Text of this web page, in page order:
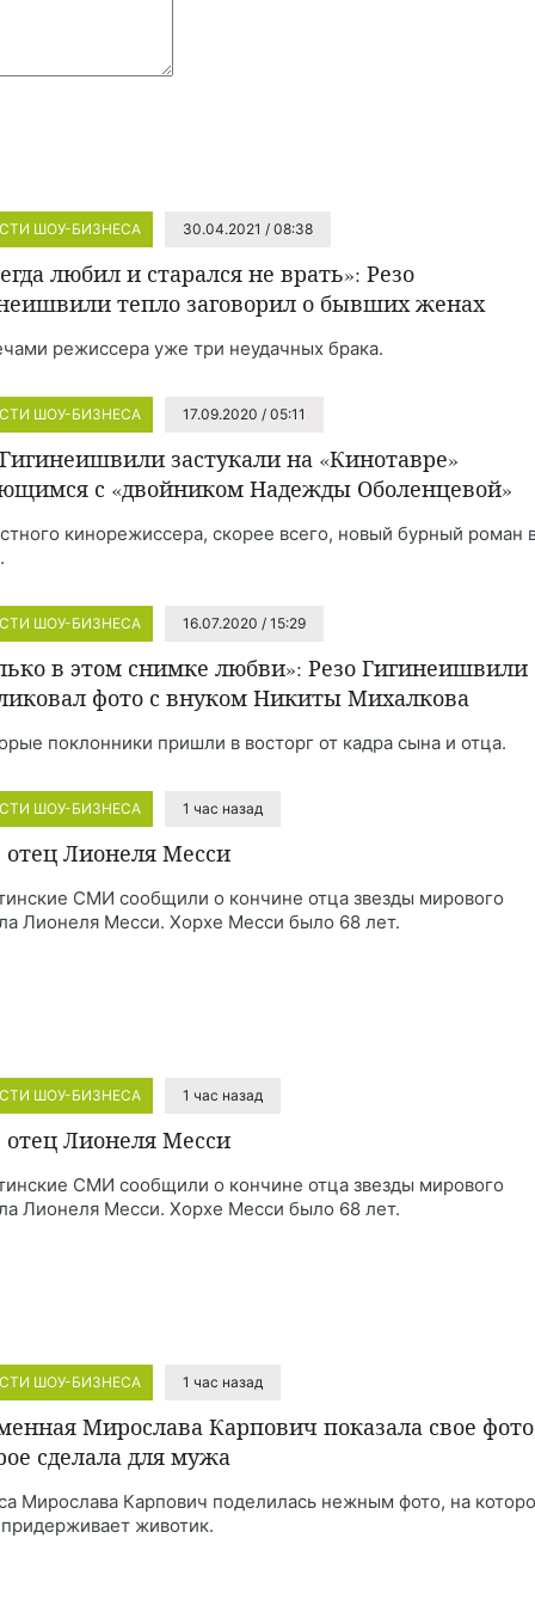
ШОУ-БИЗНЕСА 30.04.2021 / 08:38
любил и старался не врать»: Резо
тепло заговорил о бывших женах
режиссера уже три неудачных брака.
ШОУ-БИЗНЕСА 17.09.2020 / 05:11
застукали на «Кинотавре»
с «двойником Надежды Оболенцевой»
кинорежиссера, скорее всего, новый бурный роман
ШОУ-БИЗНЕСА 16.07.2020 / 15:29
в этом снимке любви»: Резо Гигинеишвили
фото с внуком Никиты Михалкова
поклонники пришли в восторг от кадра сына и отца.
ШОУ-БИЗНЕСА 1 час назад
Лионеля Месси
СМИ сообщили о кончине отца звезды мирового
Лионеля Месси. Хорхе Месси было 68 лет.
ШОУ-БИЗНЕСА 1 час назад
Лионеля Месси
СМИ сообщили о кончине отца звезды мирового
Лионеля Месси. Хорхе Месси было 68 лет.
ШОУ-БИЗНЕСА 1 час назад
Мирослава Карпович показала свое
сделала для мужа
Мирослава Карпович поделилась нежным фото, на
животик.